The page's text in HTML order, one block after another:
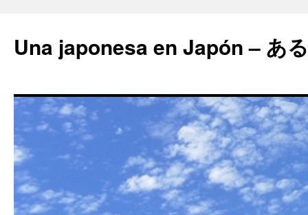
Una japonesa en Japón – あ